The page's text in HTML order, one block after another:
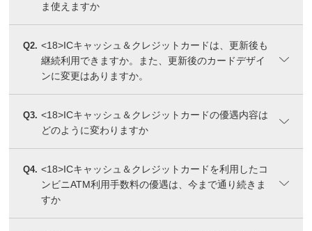
ま使えますか
Q2. <18>ICキャッシュ＆クレジットカードは、更新後も
継続利用できますか。また、更新後のカードデザイ
ンに変更はありますか。
Q3. <18>ICキャッシュ＆クレジットカードの優遇内容は
どのように変わりますか
Q4. <18>ICキャッシュ＆クレジットカードを利用したコ
ンビニATM利用手数料の優遇は、今まで通り続きま
すか